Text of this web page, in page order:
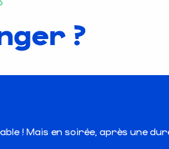
?
! Mais en soirée, après une